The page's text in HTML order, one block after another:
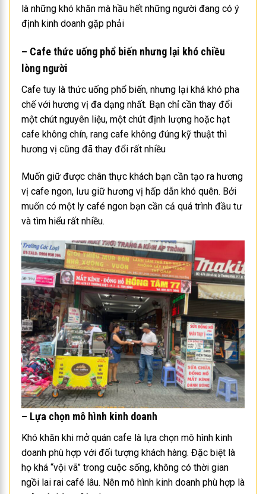
là những khó khăn mà hầu hết những người đang có ý
định kinh doanh gặp phải
– Cafe thức uống phổ biến nhưng lại khó chiều
lòng người
Cafe tuy là thức uống phổ biến, nhưng lại khá khó pha
chế với hương vị đa dạng nhất. Bạn chỉ cần thay đổi
một chút nguyên liệu, một chút định lượng hoặc hạt
cafe không chín, rang cafe không đúng kỹ thuật thì
hương vị cũng đã thay đổi rất nhiều
Muốn giữ được chân thực khách bạn cần tạo ra hương
vị cafe ngon, lưu giữ hương vị hấp dẫn khó quên. Bởi
muốn có một ly café ngon bạn cần cả quá trình đầu tư
và tìm hiểu rất nhiều.
– Lựa chọn mô hình kinh doanh
Khó khăn khi mở quán cafe là lựa chọn mô hình kinh
doanh phù hợp với đối tượng khách hàng. Đặc biệt là
họ khá “vội vã” trong cuộc sống, không có thời gian
ngồi lai rai café lâu. Nên mô hình kinh doanh phù hợp là